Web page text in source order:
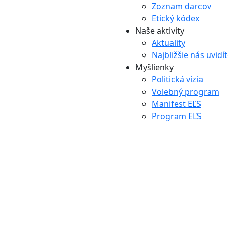
Zoznam darcov
Etický kódex
Naše aktivity
Aktuality
Najbližšie nás
Myšlienky
Politická vízia
Volebný program
Manifest EĽS
Program EĽS